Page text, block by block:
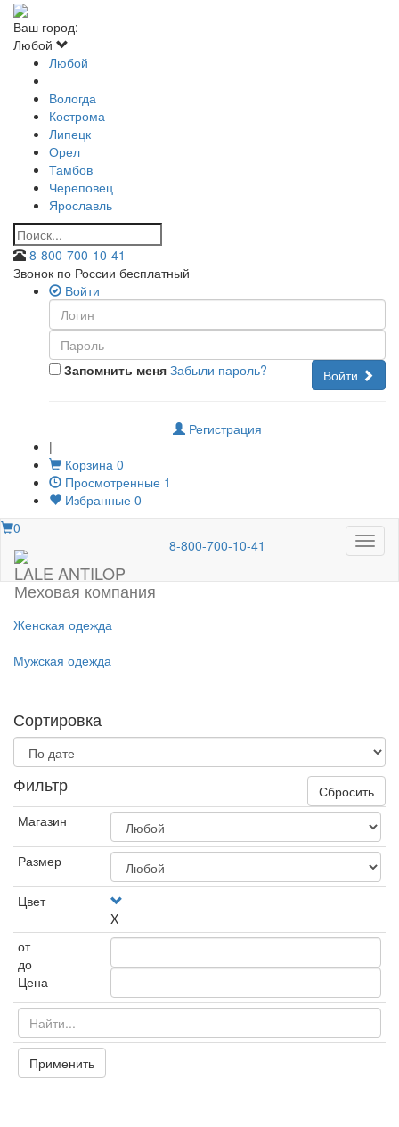
Ваш город:
Любой
Любой
Вологда
Кострома
Липецк
Орел
Тамбов
Череповец
Ярославль
8-800-700-10-41
Звонок по России бесплатный
Войти
Запомнить меня Войти
Забыли пароль?
Регистрация
|
Корзина 0
Просмотренные 1
Избранные 0
Меню
0
LALE ANTILOP
Меховая компания
8-800-700-10-41
Женская одежда
Мужская одежда
Сортировка
Фильтр
Сбросить
Магазин
Размер
Цвет
X
от
до
Цена
Применить